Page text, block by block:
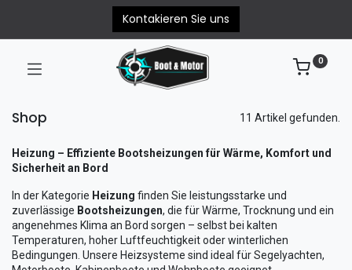
Kontakieren Sie uns
0
Shop 11 Artikel gefunden.
Heizung – Effiziente Bootsheizungen für Wärme, Komfort und
Sicherheit an Bord
In der Kategorie Heizung finden Sie leistungsstarke und
zuverlässige Bootsheizungen, die für Wärme, Trocknung und ein
angenehmes Klima an Bord sorgen – selbst bei kalten
Temperaturen, hoher Luftfeuchtigkeit oder winterlichen
Bedingungen. Unsere Heizsysteme sind ideal für Segelyachten,